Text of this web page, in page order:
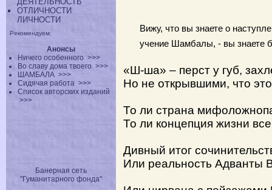
ОТЛИЧНОСТИ
ЛИЧНОСТИ
Рекомендуем:
Анонсы
Ничего особенного >>>
Во славу дома твоего >>>
ШАМБАЛА >>>
Сидячая работа >>>
Список авторских изданий
>>>
Банерная сеть
"Гуманитарного фонда"
Вижу, что вы знаете о
учение Шамбалы, - вы знаете
«Ш-ша» – перст у губ,
Но не открывшими, что
То ли страна
То ли концепция жизни
Дивный итог
Или реальность Адванты